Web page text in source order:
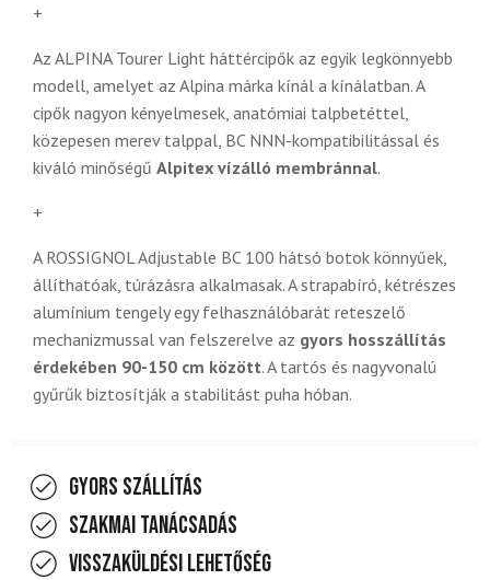
+
Az ALPINA Tourer Light háttércipők az egyik legkönnyebb
modell, amelyet az Alpina márka kínál a kínálatban. A
cipők nagyon kényelmesek, anatómiai talpbetéttel,
közepesen merev talppal, BC NNN-kompatibilitással és
kiváló minőségű Alpitex vízálló membránnal.
+
A ROSSIGNOL Adjustable BC 100 hátsó botok könnyűek,
állíthatóak, túrázásra alkalmasak. A strapabíró, kétrészes
alumínium tengely egy felhasználóbarát reteszelő
mechanizmussal van felszerelve az gyors hosszállítás
érdekében 90-150 cm között. A tartós és nagyvonalú
gyűrűk biztosítják a stabilitást puha hóban.
Gyors szállítás
Szakmai tanácsadás
Visszaküldési lehetőség